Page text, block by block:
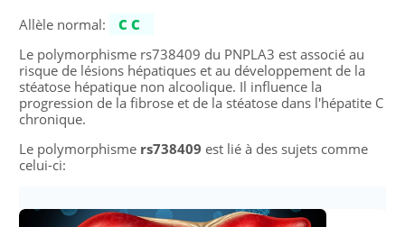
Allèle normal:
CC
Le polymorphisme rs738409 du PNPLA3 est associé au
risque de lésions hépatiques et au développement de la
stéatose hépatique non alcoolique. Il influence la
progression de la fibrose et de la stéatose dans l'hépatite C
chronique.
Le polymorphisme rs738409 est lié à des sujets comme
celui-ci: